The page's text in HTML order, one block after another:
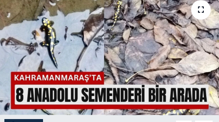
EĞİTİM
İLÇE HABERLERİ
KÜLTÜR-SANAT
KSÜ
DÜNYA
Haber Arşivi